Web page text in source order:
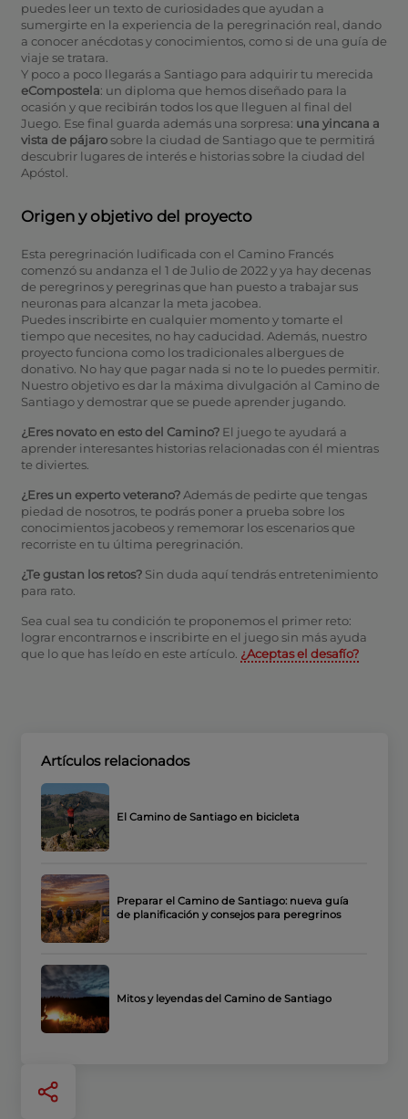
puedes leer un texto de curiosidades que ayudan a
sumergirte en la experiencia de la peregrinación real, dando
a conocer anécdotas y conocimientos, como si de una guía de
viaje se tratara.
Y poco a poco llegarás a Santiago para adquirir tu merecida
eCompostela: un diploma que hemos diseñado para la
ocasión y que recibirán todos los que lleguen al final del
Juego. Ese final guarda además una sorpresa: una yincana a
vista de pájarosobre la ciudad de Santiago que te permitirá
descubrir lugares de interés e historias sobre la ciudad del
Apóstol.
Origen y objetivo del proyecto
Esta peregrinación ludificada con el Camino Francés
comenzó su andanza el 1 de Julio de 2022 y ya hay decenas
de peregrinos y peregrinas que han puesto a trabajar sus
neuronas para alcanzar la meta jacobea.
Puedes inscribirte en cualquier momento y tomarte el
tiempo que necesites, no hay caducidad. Además, nuestro
proyecto funciona como los tradicionales albergues de
donativo. No hay que pagar nada si no te lo puedes permitir.
Nuestro objetivo es dar la máxima divulgación al Camino de
Santiago y demostrar que se puede aprender jugando.
¿Eres novato en esto del Camino? El juego te ayudará a
aprender interesantes historias relacionadas con él mientras
te diviertes.
¿Eres un experto veterano? Además de pedirte que tengas
piedad de nosotros, te podrás poner a prueba sobre los
conocimientos jacobeos y rememorar los escenarios que
recorriste en tu última peregrinación.
¿Te gustan los retos? Sin duda aquí tendrás entretenimiento
para rato.
Sea cual sea tu condición te proponemos el primer reto:
lograr encontrarnos e inscribirte en el juego sin más ayuda
que lo que has leído en este artículo. ¿Aceptas el desafío?
Artículos relacionados
El Camino de Santiago en bicicleta
Preparar el Camino de Santiago: nueva guía
de planificación y consejos para peregrinos
Mitos y leyendas del Camino de Santiago